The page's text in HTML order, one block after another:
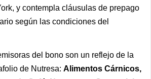
y contempla cláusulas de prepago
según las condiciones del
del bono son un reflejo de la
de Nutresa: Alimentos Cárnicos,